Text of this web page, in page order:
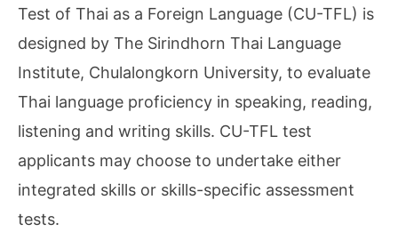
Test of Thai as a Foreign Language (CU-TFL) is
designed by The Sirindhorn Thai Language
Institute, Chulalongkorn University, to evaluate
Thai language proficiency in speaking, reading,
listening and writing skills. CU-TFL test
applicants may choose to undertake either
integrated skills or skills-specific assessment
tests.